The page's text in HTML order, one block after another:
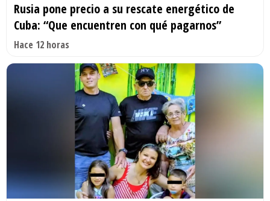
Rusia pone precio a su rescate energético de
Cuba: “Que encuentren con qué pagarnos”
Hace 12 horas